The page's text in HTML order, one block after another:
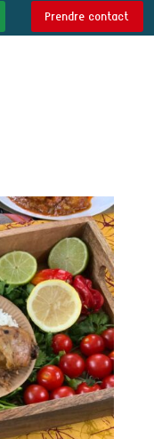
Prendre contact